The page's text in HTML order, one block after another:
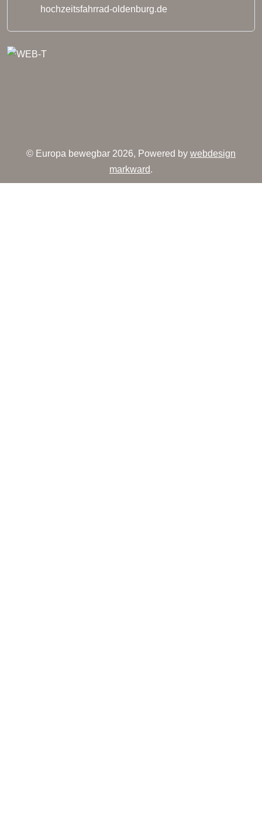
hochzeitsfahrrad-oldenburg.de
© Europa bewegbar 2026, Powered by webdesign
markward.